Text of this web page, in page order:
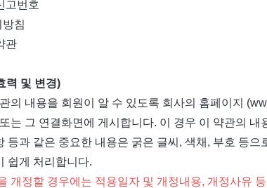
고번호
침
관
력 및 변경)
의 내용을 회원이 알 수 있도록 회사의 홈페이지
는 그 연결화면에 게시합니다. 이 경우 이 약관의
등과 같은 중요한 내용은 굵은 글씨, 색채, 부호 등
쉽게 처리합니다.
개정할 경우에는 적용일자 및 개정내용, 개정사유